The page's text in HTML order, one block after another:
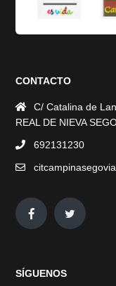
CONTACTO
C/ Catalina de
REAL DE NIEVA
692131230
SÍGUENOS